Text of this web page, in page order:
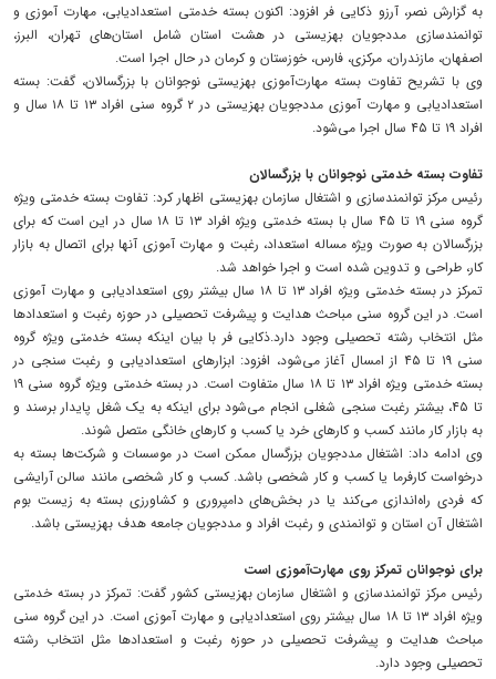
به گزارش نصر، آرزو ذکایی فر افزود: اکنون بسته خدمتی استعدادیابی، مهارت آموزی و
توانمندسازی مددجویان بهزیستی در هشت استان شامل استان‌های تهران، البرز،
اصفهان، مازندران، مرکزی، فارس، خوزستان و کرمان در حال اجرا است.
وی با تشریح تفاوت بسته مهارت‌آموزی بهزیستی نوجوانان با بزرگسالان، گفت: بسته
استعدادیابی و مهارت آموزی مددجویان بهزیستی در ۲ گروه سنی افراد ۱۳ تا ۱۸ سال و
افراد ۱۹ تا ۴۵ سال اجرا می‌شود.
تفاوت بسته خدمتی نوجوانان با بزرگسالان
رئیس مرکز توانمندسازی و اشتغال سازمان بهزیستی اظهار کرد: تفاوت بسته خدمتی ویژه
گروه سنی ۱۹ تا ۴۵ سال با بسته خدمتی ویژه افراد ۱۳ تا ۱۸ سال در این است که برای
بزرگسالان به صورت ویژه مساله استعداد، رغبت و مهارت آموزی آنها برای اتصال به بازار
کار، طراحی و تدوین شده است و اجرا خواهد شد.
تمرکز در بسته خدمتی ویژه افراد ۱۳ تا ۱۸ سال بیشتر روی استعدادیابی و مهارت آموزی
است. در این گروه سنی مباحث هدایت و پیشرفت تحصیلی در حوزه رغبت و استعدادها
مثل انتخاب رشته تحصیلی وجود دارد.ذکایی فر با بیان اینکه بسته خدمتی ویژه گروه
سنی ۱۹ تا ۴۵ از امسال آغاز می‌شود، افزود: ابزارهای استعدادیابی و رغبت سنجی در
بسته خدمتی ویژه افراد ۱۳ تا ۱۸ سال متفاوت است. در بسته خدمتی ویژه گروه سنی ۱۹
تا ۴۵، بیشتر رغبت سنجی شغلی انجام می‌شود برای اینکه به یک شغل پایدار برسند و
به بازار کار مانند کسب و کارهای خرد یا کسب و کارهای خانگی متصل شوند.
وی ادامه داد: اشتغال مددجویان بزرگسال ممکن است در موسسات و شرکت‌ها بسته به
درخواست کارفرما یا کسب و کار شخصی باشد. کسب و کار شخصی مانند سالن آرایشی
که فردی راه‌اندازی می‌کند یا در بخش‌های دامپروری و کشاورزی بسته به زیست بوم
اشتغال آن استان و توانمندی و رغبت افراد و مددجویان جامعه هدف بهزیستی باشد.
برای نوجوانان تمرکز روی مهارت‌آموزی است
رئیس مرکز توانمندسازی و اشتغال سازمان بهزیستی کشور گفت: تمرکز در بسته خدمتی
ویژه افراد ۱۳ تا ۱۸ سال بیشتر روی استعدادیابی و مهارت آموزی است. در این گروه سنی
مباحث هدایت و پیشرفت تحصیلی در حوزه رغبت و استعدادها مثل انتخاب رشته
تحصیلی وجود دارد.